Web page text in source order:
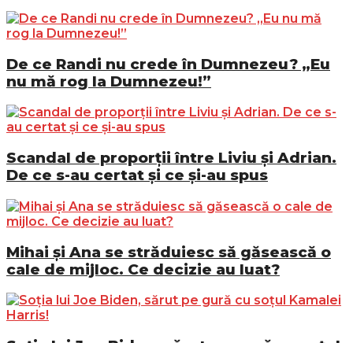
De ce Randi nu crede în Dumnezeu? „Eu
nu mă rog la Dumnezeu!”
Scandal de proporții între Liviu și Adrian.
De ce s-au certat și ce și-au spus
Mihai și Ana se străduiesc să găsească o
cale de mijloc. Ce decizie au luat?